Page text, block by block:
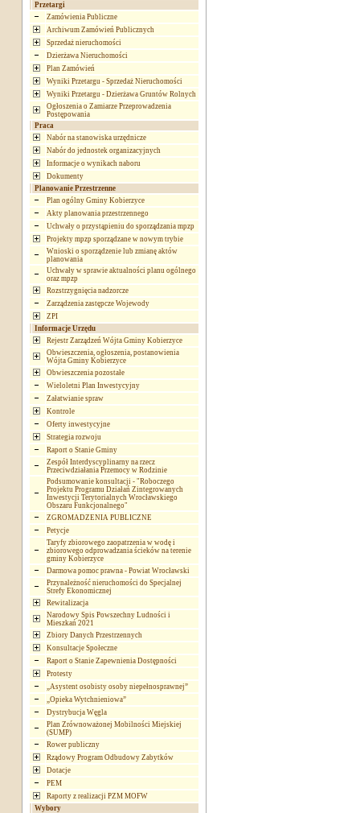
Przetargi
Zamówienia Publiczne
Archiwum Zamówień Publicznych
Sprzedaż nieruchomości
Dzierżawa Nieruchomości
Plan Zamówień
Wyniki Przetargu - Sprzedaż Nieruchomości
Wyniki Przetargu - Dzierżawa Gruntów Rolnych
Ogłoszenia o Zamiarze Przeprowadzenia
Postępowania
Praca
Nabór na stanowiska urzędnicze
Nabór do jednostek organizacyjnych
Informacje o wynikach naboru
Dokumenty
Planowanie Przestrzenne
Plan ogólny Gminy Kobierzyce
Akty planowania przestrzennego
Uchwały o przystąpieniu do sporządzania mpzp
Projekty mpzp sporządzane w nowym trybie
Wnioski o sporządzenie lub zmianę aktów
planowania
Uchwały w sprawie aktualności planu ogólnego
oraz mpzp
Rozstrzygnięcia nadzorcze
Zarządzenia zastępcze Wojewody
ZPI
Informacje Urzędu
Rejestr Zarządzeń Wójta Gminy Kobierzyce
Obwieszczenia, ogłoszenia, postanowienia
Wójta Gminy Kobierzyce
Obwieszczenia pozostałe
Wieloletni Plan Inwestycyjny
Załatwianie spraw
Kontrole
Oferty inwestycyjne
Strategia rozwoju
Raport o Stanie Gminy
Zespół Interdyscyplinarny na rzecz
Przeciwdziałania Przemocy w Rodzinie
Podsumowanie konsultacji - "Roboczego
Projektu Programu Działań Zintegrowanych
Inwestycji Terytorialnych Wrocławskiego
Obszaru Funkcjonalnego"
ZGROMADZENIA PUBLICZNE
Petycje
Taryfy zbiorowego zaopatrzenia w wodę i
zbiorowego odprowadzania ścieków na terenie
gminy Kobierzyce
Darmowa pomoc prawna - Powiat Wrocławski
Przynależność nieruchomości do Specjalnej
Strefy Ekonomicznej
Rewitalizacja
Narodowy Spis Powszechny Ludności i
Mieszkań 2021
Zbiory Danych Przestrzennych
Konsultacje Społeczne
Raport o Stanie Zapewnienia Dostępności
Protesty
„Asystent osobisty osoby niepełnosprawnej”
„Opieka Wytchnieniowa”
Dystrybucja Węgla
Plan Zrównoważonej Mobilności Miejskiej
(SUMP)
Rower publiczny
Rządowy Program Odbudowy Zabytków
Dotacje
PEM
Raporty z realizacji PZM MOFW
Wybory